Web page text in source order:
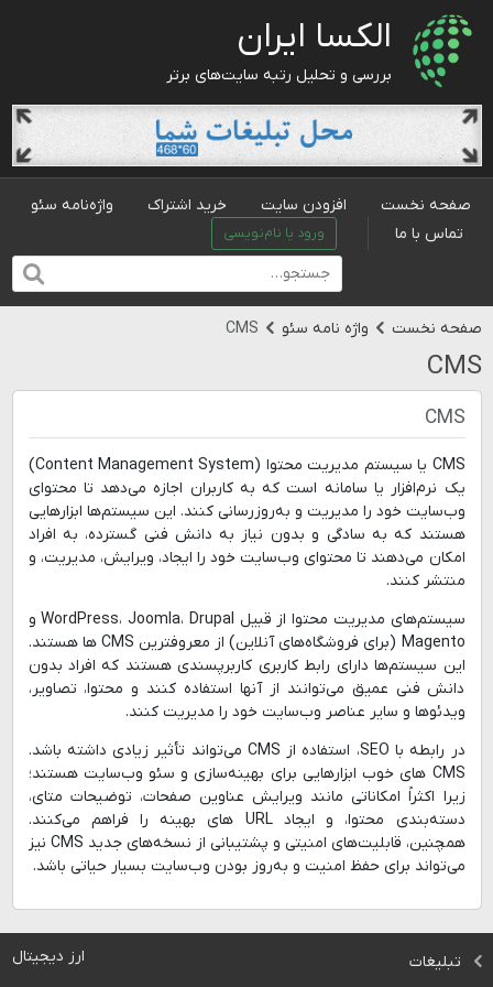
الکسا ایران
بررسی و تحلیل رتبه سایت‌های برتر
صفحه نخست افزودن سایت خرید اشتراک
واژه‌نامه سئو
تماس با ما
ورود یا نام‌نویسی
صفحه نخست واژه نامه سئو CMS
CMS
CMS
CMS یا سیستم مدیریت محتوا (Content Management System)
یک نرم‌افزار یا سامانه است که به کاربران اجازه می‌دهد تا محتوای
وب‌سایت خود را مدیریت و به‌روزرسانی کنند. این سیستم‌ها ابزارهایی
هستند که به سادگی و بدون نیاز به دانش فنی گسترده، به افراد
امکان می‌دهند تا محتوای وب‌سایت خود را ایجاد، ویرایش، مدیریت، و
منتشر کنند.
سیستم‌های مدیریت محتوا از قبیل WordPress، Joomla، Drupal و
Magento (برای فروشگاه‌های آنلاین) از معروفترین CMS ها هستند.
این سیستم‌ها دارای رابط کاربری کاربرپسندی هستند که افراد بدون
دانش فنی عمیق می‌توانند از آنها استفاده کنند و محتوا، تصاویر،
ویدئوها و سایر عناصر وب‌سایت خود را مدیریت کنند.
در رابطه با SEO، استفاده از CMS می‌تواند تأثیر زیادی داشته باشد.
CMS های خوب ابزارهایی برای بهینه‌سازی و سئو وب‌سایت هستند؛
زیرا اکثراً امکاناتی مانند ویرایش عناوین صفحات، توضیحات متای،
دسته‌بندی محتوا، و ایجاد URL های بهینه را فراهم می‌کنند.
همچنین، قابلیت‌های امنیتی و پشتیبانی از نسخه‌های جدید CMS نیز
می‌تواند برای حفظ امنیت و به‌روز بودن وب‌سایت بسیار حیاتی باشد.
ارز دیجیتال تبلیغات